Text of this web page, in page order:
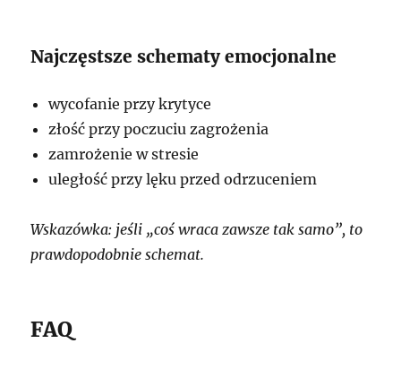
Najczęstsze schematy emocjonalne
wycofanie przy krytyce
złość przy poczuciu zagrożenia
zamrożenie w stresie
uległość przy lęku przed odrzuceniem
Wskazówka: jeśli „coś wraca zawsze tak samo”, to
prawdopodobnie schemat.
FAQ